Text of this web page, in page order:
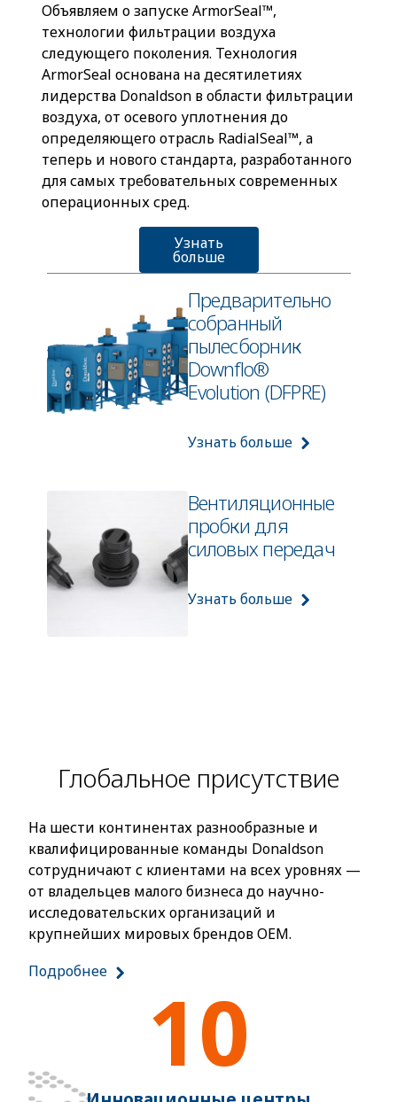
Объявляем о запуске ArmorSeal™,
технологии фильтрации воздуха
следующего поколения. Технология
ArmorSeal основана на десятилетиях
лидерства Donaldson в области фильтрации
воздуха, от осевого уплотнения до
определяющего отрасль RadialSeal™, а
теперь и нового стандарта, разработанного
для самых требовательных современных
операционных сред.
Узнать
больше
Предварительно
собранный
пылесборник
Downflo®
Evolution (DFPRE)
Узнать больше
Вентиляционные
пробки для
силовых передач
Узнать больше
Глобальное присутствие
На шести континентах разнообразные и
квалифицированные команды Donaldson
сотрудничают с клиентами на всех уровнях —
от владельцев малого бизнеса до научно-
исследовательских организаций и
крупнейших мировых брендов OEM.
Подробнее
10